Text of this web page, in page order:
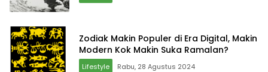
Zodiak Makin Populer di Era Digital, Makin
Modern Kok Makin Suka Ramalan?
Lifestyle Rabu, 28 Agustus 2024